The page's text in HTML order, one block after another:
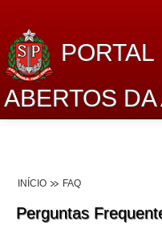
ABERTOS
Lei de Acesso à
INÍCIO FAQ
Perguntas